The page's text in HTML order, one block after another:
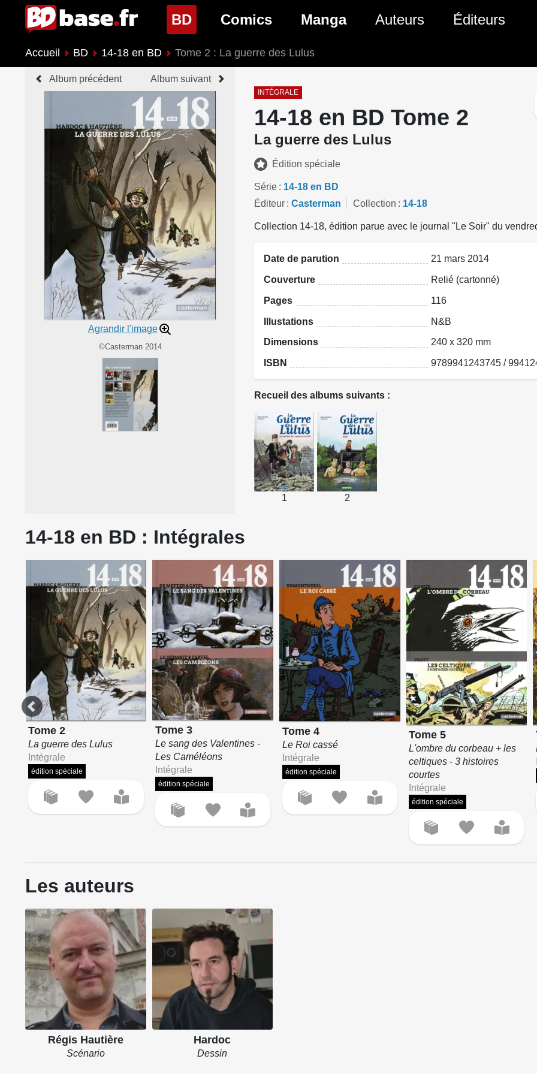
BD(page courante)
Nouveautés BD
Prochaines sorties BD
Genres BD
Comics
Nouveautés Comics
Prochaines sorties Comics
Genres Comics
Manga
Nouveautés Manga
Genres Manga
Auteurs Éditeurs
Accueil BD 14-18 en BD Tome 2 : La guerre des Lulus
Album précédent Album suivant
Agrandir l'image
©Casterman 2014
INTÉGRALE
14-18 en BD Tome 2
La guerre des Lulus
Édition spéciale
Série
14-18 en BD
Éditeur
Casterman Collection 14-18
Collection 14-18, édition parue avec le journal "Le Soir" du
Date de parution 21 mars 2014
Couverture Relié (cartonné)
Pages 116
Illustations N&B
Dimensions 240 x 320 mm
ISBN 9789941243745 /
Recueil des albums suivants :
1 2
14-18 en BD : Intégrales
Tome 2
La guerre des Lulus
Intégrale
édition spéciale
Tome 3
Le sang des Valentines -
Les Caméléons
Intégrale
édition spéciale
Tome 4
Le Roi cassé
Intégrale
édition spéciale
Tome 5
L'ombre du corbeau + les
celtiques - 3 histoires
courtes
Intégrale
édition spéciale
Les auteurs
Régis Hautière
Scénario
Hardoc
Dessin